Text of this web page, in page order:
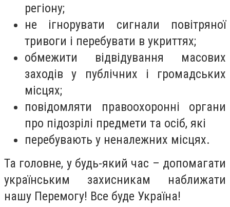
регіону;
не ігнорувати сигнали повітряної
тривоги і перебувати в укриттях;
обмежити відвідування масових
заходів у публічних і громадських
місцях;
повідомляти правоохоронні органи
про підозрілі предмети та осіб, які
перебувають у неналежних місцях.
Та головне, у будь-який час – допомагати
українським захисникам наближати
нашу Перемогу! Все буде Україна!